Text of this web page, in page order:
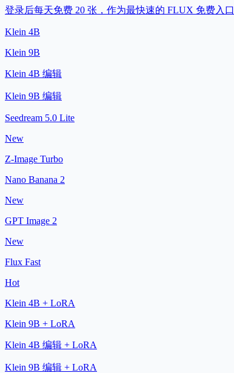
登录后每天免费 20 张，作为最快速的 FLUX 免费入口
Klein 4B
Klein 9B
Klein 4B 编辑
Klein 9B 编辑
Seedream 5.0 Lite
New
Z-Image Turbo
Nano Banana 2
New
GPT Image 2
New
Flux Fast
Hot
Klein 4B + LoRA
Klein 9B + LoRA
Klein 4B 编辑 + LoRA
Klein 9B 编辑 + LoRA